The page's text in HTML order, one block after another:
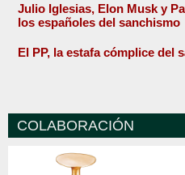
Julio Iglesias, Elon Musk y
los españoles del sanchismo
El PP, la estafa cómplice del
COLABORACIÓN